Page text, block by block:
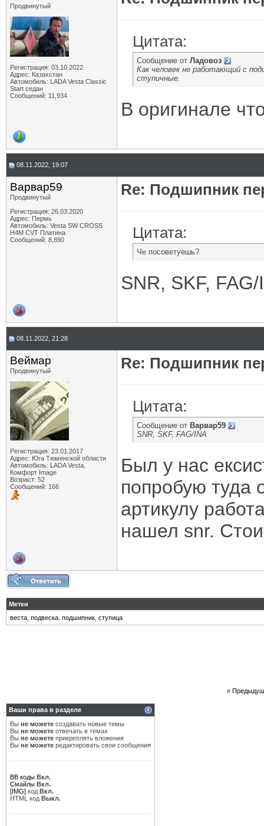
Продвинутый
Регистрация: 03.10.2022
Адрес: Казахстан
Автомобиль: LADA Vesta Classic
Start седан
Сообщений: 11,934
Цитата:
Сообщение от Ладовоз
Как человек не работающий с
ступичные.
В оригинале
08.11.2022, 19:07
Варвар59
Продвинутый
Регистрация: 26.03.2020
Адрес: Пермь
Автомобиль: Vesta SW CROSS
H4M CVT Платина
Сообщений: 8,890
Re: Подшипник
Цитата:
Че посоветуешь?
SNR, SKF, FAG/
08.11.2022, 21:28
Веймар
Продвинутый
Регистрация: 23.01.2017
Адрес: Юга Тюменской области
Автомобиль: LADA Vesta,
Комфорт Image
Возраст: 52
Сообщений: 166
Re: Подшипник
Цитата:
Сообщение от Варвар59
SNR, SKF, FAG/INA
Был у нас
попробую туда
артикулу
нашел snr.
Метки
веста подвеска подшипник ступица
«
Ваши права в разделе
Вы не можете создавать новые темы
Вы не можете отвечать в темах
Вы не можете прикреплять вложения
Вы не можете редактировать свои сообщения
BB коды Вкл.
Смайлы Вкл.
[IMG] код Вкл.
HTML код Выкл.